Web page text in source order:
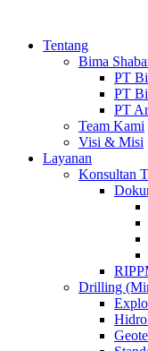
Tentang
Bima
PT
PT
PT
Team Kami
Visi & Misi
Layanan
Konsultan
Drilling